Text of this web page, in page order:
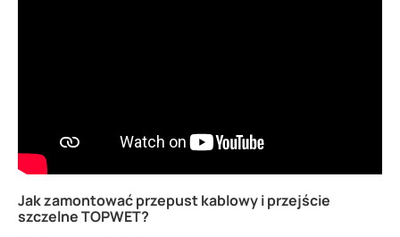
Jak zamontować przepust kablowy i przejście
szczelne TOPWET?